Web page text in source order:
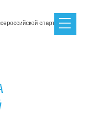
спартакиаде